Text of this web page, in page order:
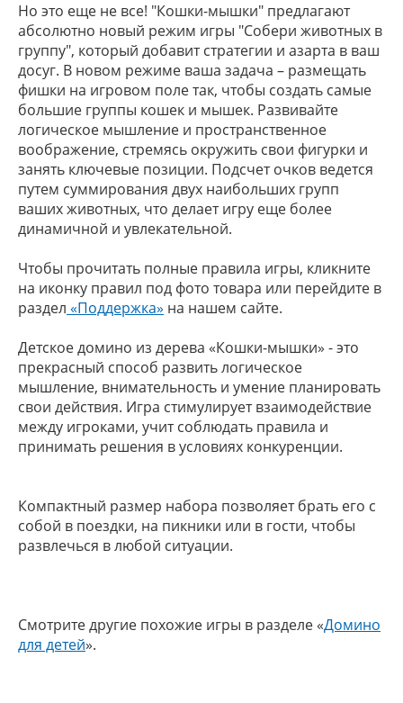
Но это еще не все! "Кошки-мышки" предлагают
абсолютно новый режим игры "Собери животных в
группу", который добавит стратегии и азарта в ваш
досуг. В новом режиме ваша задача – размещать
фишки на игровом поле так, чтобы создать самые
большие группы кошек и мышек. Развивайте
логическое мышление и пространственное
воображение, стремясь окружить свои фигурки и
занять ключевые позиции. Подсчет очков ведется
путем суммирования двух наибольших групп
ваших животных, что делает игру еще более
динамичной и увлекательной.
Чтобы прочитать полные правила игры, кликните
на иконку правил под фото товара или перейдите в
раздел «Поддержка» на нашем сайте.
Детское домино из дерева «Кошки-мышки» - это
прекрасный способ развить логическое
мышление, внимательность и умение планировать
свои действия. Игра стимулирует взаимодействие
между игроками, учит соблюдать правила и
принимать решения в условиях конкуренции.
Компактный размер набора позволяет брать его с
собой в поездки, на пикники или в гости, чтобы
развлечься в любой ситуации.
Смотрите другие похожие игры в разделе «Домино
для детей».